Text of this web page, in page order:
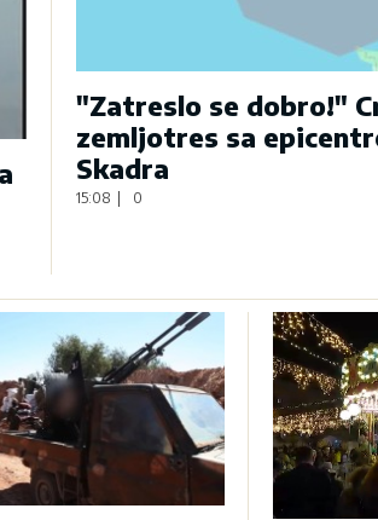
"Zatreslo se dobro!"
zemljotres sa
Skadra
15:08 0